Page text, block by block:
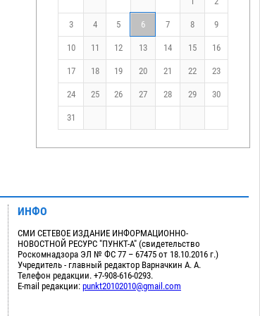
3 4 5 6 7 8 9
10 11 12 13 14 15 16
17 18 19 20 21 22 23
24 25 26 27 28 29 30
31
ИНФО
СМИ СЕТЕВОЕ ИЗДАНИЕ ИНФОРМАЦИОННО-
НОВОСТНОЙ РЕСУРС "ПУНКТ-А" (свидетельство
Роскомнадзора ЭЛ № ФС 77 – 67475 от 18.10.2016 г.)
Учредитель - главный редактор Варначкин А. А.
Телефон редакции. +7-908-616-0293.
E-mail редакции: punkt20102010@gmail.com